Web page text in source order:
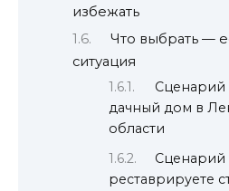
избежать
Что выбрать —
ситуация
Сценарий
дачный дом в
области
Сценарий
реставрируете